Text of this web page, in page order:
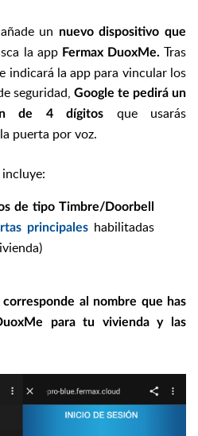
un nuevo dispositivo que
la app Fermax DuoxMe. Tras
indicará la app para vincular los
seguridad, Google te pedirá un
de 4 dígitos que usarás
puerta por voz.
de tipo Timbre/Doorbell
principales habilitadas
al nombre que has
para tu vivienda y las